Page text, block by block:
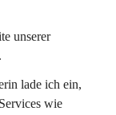
unserer
lade ich ein,
wie